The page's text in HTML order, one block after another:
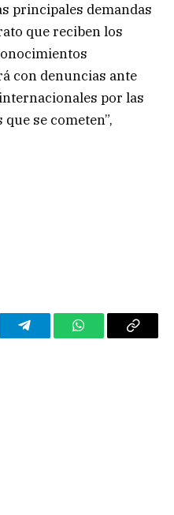
principales demandas
que reciben los
con denuncias ante
por las
se cometen”,
TelegramWhatsAppCopy